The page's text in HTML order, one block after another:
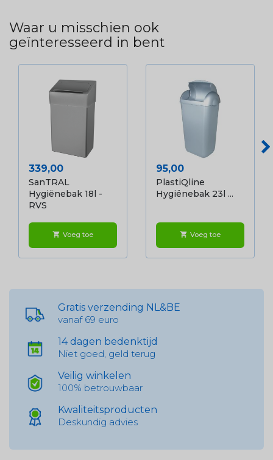
Waar u misschien ook
geïnteresseerd in bent
Prijs
339,00
SanTRAL
Hygiënebak 18l -
RVS
shopping_cart Voeg toe
Prijs
95,00
PlastiQline
Hygiënebak 23l ...
shopping_cart Voeg toe
Gratis verzending NL&BE
vanaf 69 euro
14 dagen bedenktijd
Niet goed, geld terug
Veilig winkelen
100% betrouwbaar
Kwaliteitsproducten
Deskundig advies